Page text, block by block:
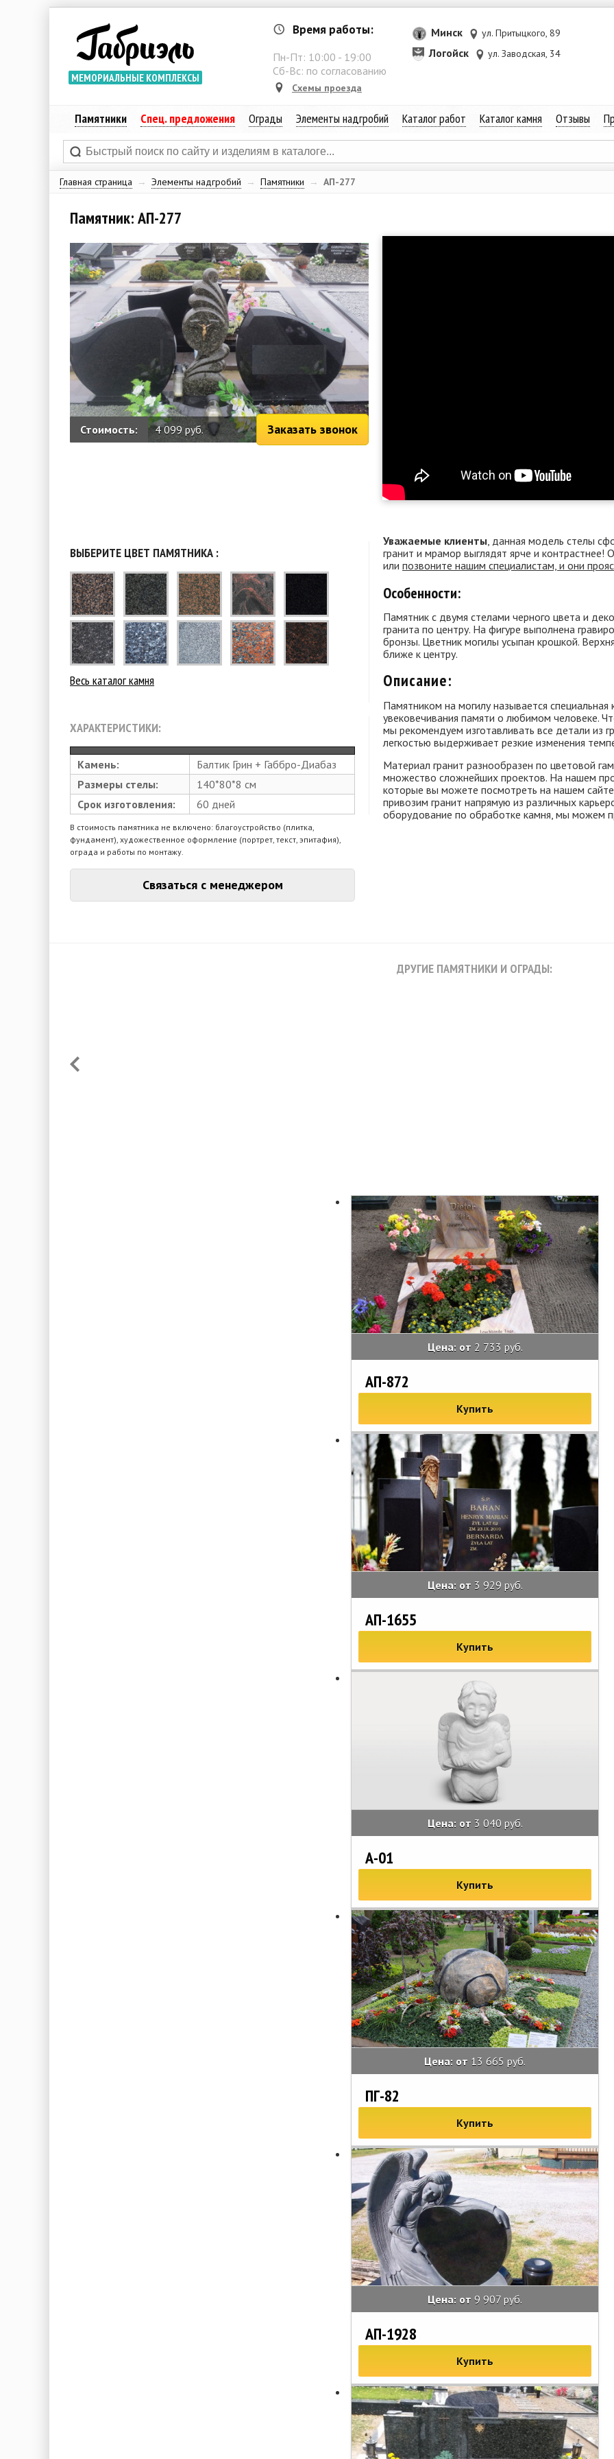
МЕМОРИАЛЬНЫЕ КОМПЛЕКСЫ
Время работы:
Пн-Пт: 10:00 - 19:00
Сб-Вс: по согласованию
Схемы проезда
Минск ул. Притыцкого, 89
Логойск ул. Заводская, 34
Памятники Спец. предложения Ограды Элементы надгробий Каталог работ Каталог камня Отзывы
Главная страница → Элементы надгробий → Памятники → АП-277
Памятник: АП-277
Стоимость: 4 099 руб. Заказать звонок
ВЫБЕРИТЕ ЦВЕТ ПАМЯТНИКА :
Весь каталог камня
ХАРАКТЕРИСТИКИ:
Камень:
Балтик Грин + Габбро-Диабаз
Размеры стелы:
140*80*8 см
Срок изготовления:
60 дней
В стоимость памятника не включено: благоустройство (плитка,
фундамент), художественное оформление (портрет, текст, эпитафия),
ограда и работы по монтажу.
Связаться с менеджером
Уважаемые клиенты , данная модель стелы
гранит и мрамор выглядят ярче и контрастнее!
или позвоните нашим специалистам, и они
Особенности:
Памятник с двумя стелами черного цвета и
гранита по центру. На фигуре выполнена
бронзы. Цветник могилы усыпан крошкой.
ближе к центру.
Описание:
Памятником на могилу называется
увековечивания памяти о любимом человеке.
мы рекомендуем изготавливать все детали из
легкостью выдерживает резкие изменения
Материал гранит разнообразен по цветовой
множество сложнейших проектов. На нашем
которые вы можете посмотреть на нашем
привозим гранит напрямую из различных
оборудование по обработке камня, мы можем
ДРУГИЕ ПАМЯТНИКИ И ОГРАДЫ:
Цена: от 2 733 руб.
АП-872
Купить
Цена: от 3 929 руб.
АП-1655
Купить
Цена: от 3 040 руб.
А-01
Купить
Цена: от 13 665 руб.
ПГ-82
Купить
Цена: от 9 907 руб.
АП-1928
Купить